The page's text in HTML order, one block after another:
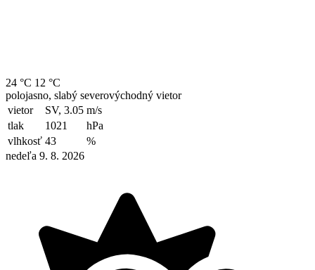
24 °C 12 °C
polojasno, slabý severovýchodný vietor
vietor
SV, 3.05 m/s
tlak
1021
hPa
vlhkosť 43
%
nedeľa 9. 8. 2026